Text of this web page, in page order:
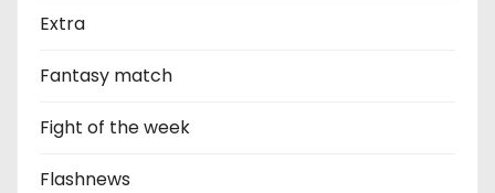
Extra
Fantasy match
Fight of the week
Flashnews